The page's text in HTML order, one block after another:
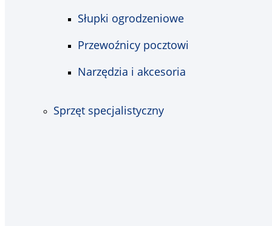
Słupki ogrodzeniowe
Przewoźnicy pocztowi
Narzędzia i akcesoria
Sprzęt specjalistyczny